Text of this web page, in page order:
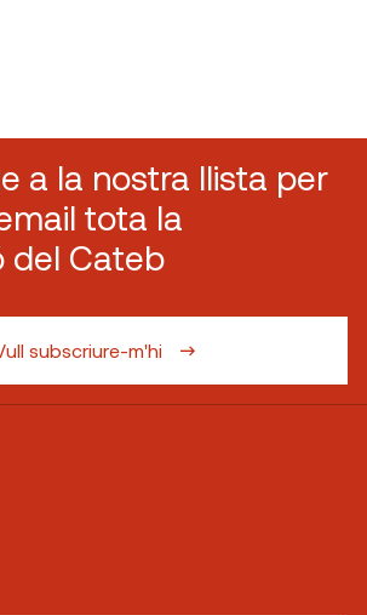
a la nostra llista per
tota la
del Cateb
subscriure-m'hi